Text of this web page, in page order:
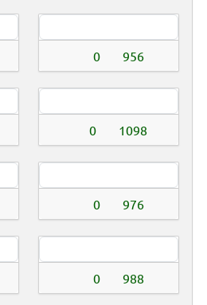
0 956
0 1098
0 976
0 988